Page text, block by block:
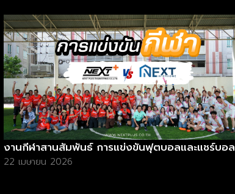
งานกีฬาสานสัมพันธ์ การแข่งขันฟุตบอลและแชร์บอล
22 เมษายน 2026